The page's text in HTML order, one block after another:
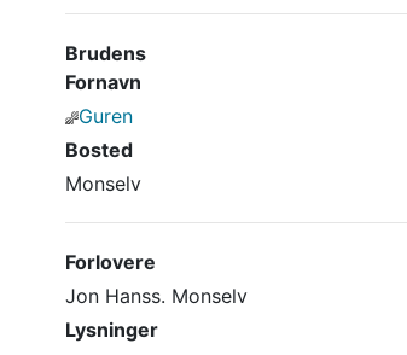
Brudens
Fornavn
Guren
Bosted
Monselv
Forlovere
Jon Hanss. Monselv
Lysninger